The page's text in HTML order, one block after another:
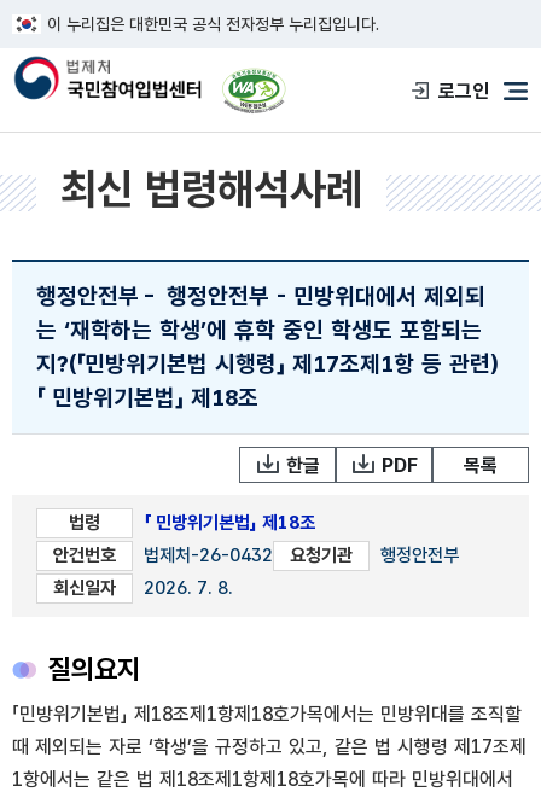
이 누리집은 대한민국 공식 전자정부 누리집입니다.
한국웹접근성인증평가원 웹접근성 사이
로그인
메
최신 법령해석사례
행정안전부 - 행정안전부 - 민방위대에서 제외되
는 ‘재학하는 학생’에 휴학 중인 학생도 포함되는
지?(「민방위기본법 시행령」 제17조제1항 등 관련)
「 민방위기본법」 제18조
한글 PDF 목록
법령
「 민방위기본법」 제18조
안건번호
법제처-26-0432 요청기관
행정안전부
회신일자
2026. 7. 8.
질의요지
「민방위기본법」 제18조제1항제18호가목에서는 민방위대를 조직할
때 제외되는 자로 ‘학생’을 규정하고 있고, 같은 법 시행령 제17조제
1항에서는 같은 법 제18조제1항제18호가목에 따라 민방위대에서